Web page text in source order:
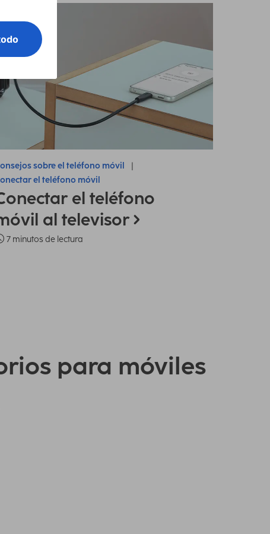
sobre el teléfono móvil
el teléfono móvil
el teléfono
al televisor
7 minutos de lectura
para móviles